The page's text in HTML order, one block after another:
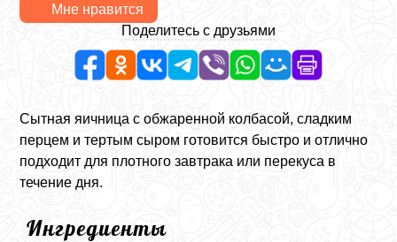
Мне нравится
Поделитесь с друзьями
Сытная яичница с обжаренной колбасой, сладким
перцем и тертым сыром готовится быстро и отлично
подходит для плотного завтрака или перекуса в
течение дня.
Ингредиенты